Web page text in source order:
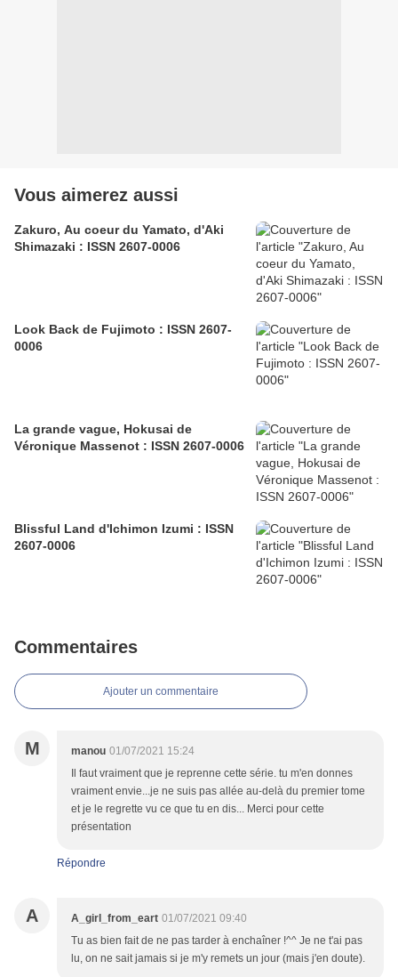
Vous aimerez aussi
Zakuro, Au coeur du Yamato, d'Aki
Shimazaki : ISSN 2607-0006
Look Back de Fujimoto : ISSN 2607-
0006
La grande vague, Hokusai de
Véronique Massenot : ISSN 2607-0006
Blissful Land d'Ichimon Izumi : ISSN
2607-0006
Commentaires
Ajouter un commentaire
M manou 01/07/2021 15:24
Il faut vraiment que je reprenne cette série. tu m'en donnes
vraiment envie...je ne suis pas allée au-delà du premier tome
et je le regrette vu ce que tu en dis... Merci pour cette
présentation
Répondre
A A_girl_from_eart 01/07/2021 09:40
Tu as bien fait de ne pas tarder à enchaîner !^^ Je ne t'ai pas
lu, on ne sait jamais si je m'y remets un jour (mais j'en doute).